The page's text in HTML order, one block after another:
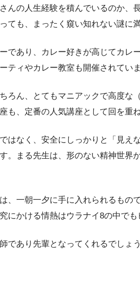
んの人生経験を積んでいるのか
も、まったく窺い知れない謎に
であり、カレー好きが高じてカ
ティやカレー教室も開催されていま
ろん、とてもマニアックで高度
、定番の人気講座として回を重ね
なく、安全にしっかりと「見え
。まる先生は、形のない精神世
一朝一夕に手に入れられるもの
かける情熱はウラナイ8の中でも
あり先輩となってくれるでしょ